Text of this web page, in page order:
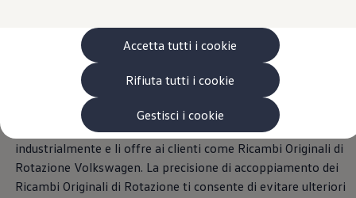
Accetta tutti i cookie
Rifiuta tutti i cookie
Gestisci i cookie
Ecoincentivi Volkswagen
5 Plus
Usato Certificato
Garanzia Usato
Assicurazioni
Clienti Business
Gamma, promozioni e servizi
Service Flotte
Area Contatti Clienti Business
Servizi Finanziari
Progetto Valore Volkswagen
vantaggio fino al 50%
Anche se usurati dopo molti chilometri percorsi i nostri
Ricambi Originali Volkswagen® offrono ancora materiali di
qualità e energia in grande quantità. Per questo
Volkswagenritira i ricambi usati, li rigenera
industrialmente e li offre ai clienti come Ricambi Originali di
Rotazione Volkswagen. La precisione di accoppiamento dei
Ricambi Originali di Rotazione ti consente di evitare ulteriori